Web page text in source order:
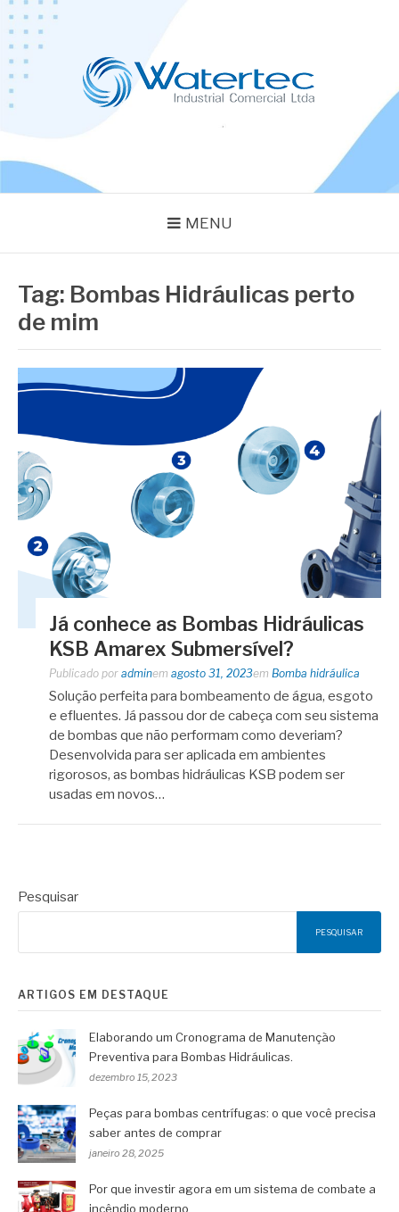
Pular
para
conteúdo
MENU
Tag: Bombas Hidráulicas perto
de mim
Já conhece as Bombas Hidráulicas
KSB Amarex Submersível?
Publicado por adminem agosto 31, 2023em Bomba hidráulica
Solução perfeita para bombeamento de água, esgoto
e efluentes. Já passou dor de cabeça com seu sistema
de bombas que não performam como deveriam?
Desenvolvida para ser aplicada em ambientes
rigorosos, as bombas hidráulicas KSB podem ser
usadas em novos…
Pesquisar
PESQUISAR
ARTIGOS EM DESTAQUE
Elaborando um Cronograma de Manutenção
Preventiva para Bombas Hidráulicas.
dezembro 15, 2023
Peças para bombas centrífugas: o que você precisa
saber antes de comprar
janeiro 28, 2025
Por que investir agora em um sistema de combate a
incêndio moderno